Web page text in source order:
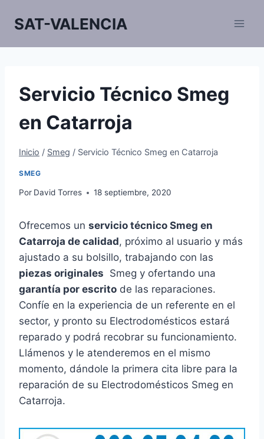
SAT-VALENCIA
Servicio Técnico Smeg
en Catarroja
Inicio / Smeg / Servicio Técnico Smeg en Catarroja
SMEG
Por David Torres 18 septiembre, 2020
Ofrecemos un servicio técnico Smeg en
Catarroja de calidad, próximo al usuario y más
ajustado a su bolsillo, trabajando con las
piezas originales Smeg y ofertando una
garantía por escrito de las reparaciones.
Confíe en la experiencia de un referente en el
sector, y pronto su Electrodomésticos estará
reparado y podrá recobrar su funcionamiento.
Llámenos y le atenderemos en el mismo
momento, dándole la primera cita libre para la
reparación de su Electrodomésticos Smeg en
Catarroja.